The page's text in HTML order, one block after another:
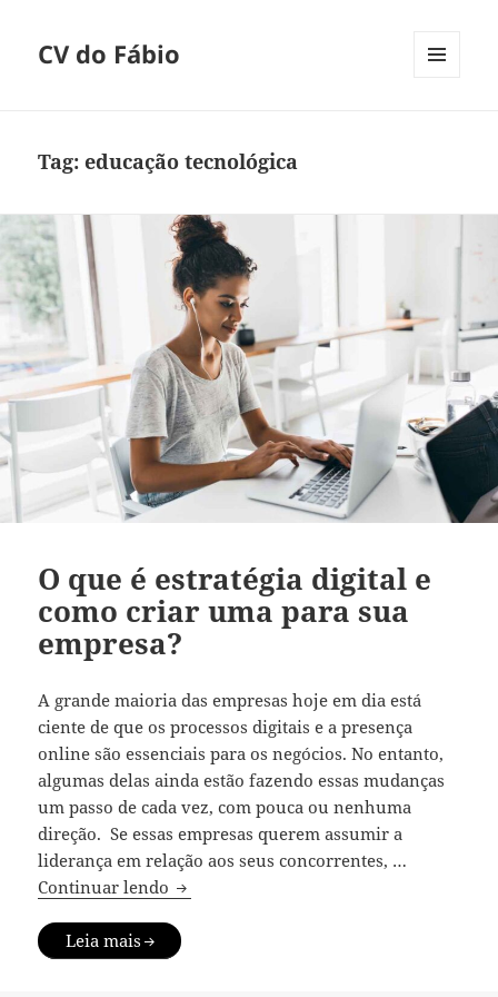
CV do Fábio
Tag:educação tecnológica
O que é estratégia digital e
como criar uma para sua
empresa?
A grande maioria das empresas hoje em dia está
ciente de que os processos digitais e a presença
online são essenciais para os negócios. No entanto,
algumas delas ainda estão fazendo essas mudanças
um passo de cada vez, com pouca ou nenhuma
direção. Se essas empresas querem assumir a
liderança em relação aos seus concorrentes, …
Continuar lendo O que é estratégia digital e como criar
Leia mais